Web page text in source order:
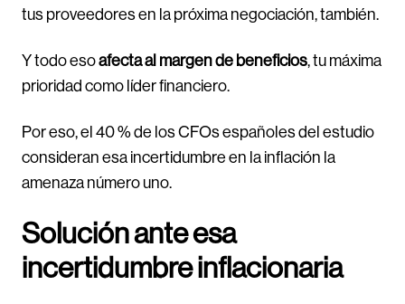
tus proveedores en la próxima negociación, también.
Y todo esoafecta al margen de beneficios, tu máxima
prioridad como líder financiero.
Por eso, el 40 % de los CFOs españoles del estudio
consideran esa incertidumbre en la inflación la
amenaza número uno.
Solución ante esa
incertidumbre inflacionaria